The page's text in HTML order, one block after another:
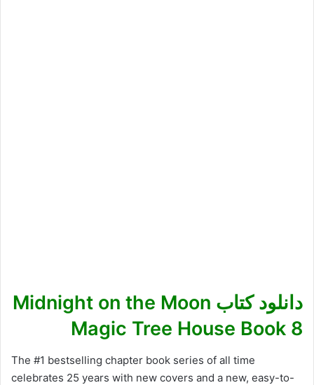
دانلود کتاب Midnight on the Moon
Magic Tree House Book 8
The #1 bestselling chapter book series of all time
celebrates 25 years with new covers and a new, easy-to-